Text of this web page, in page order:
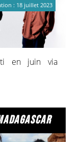
: 18 juillet 2023
en juin via